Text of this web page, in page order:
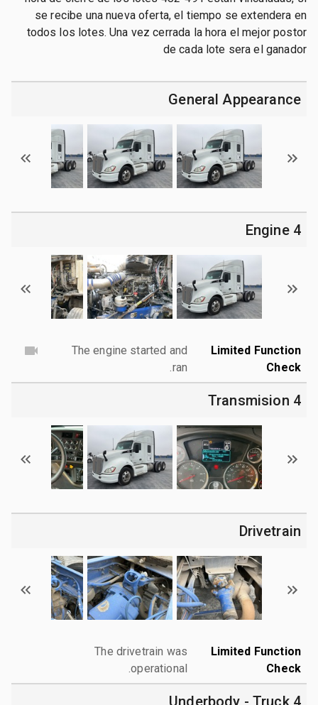
se recibe una nueva oferta, el tiempo se extendera en
todos los lotes. Una vez cerrada la hora el mejor postor
de cada lote sera el ganador
General Appearance
4 Engine
Limited Function
Check
The engine started and
ran.
4 Transmision
Drivetrain
Limited Function
Check
The drivetrain was
operational.
4 Underbody - Truck